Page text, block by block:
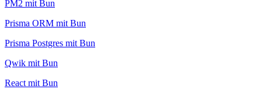
PM2 mit Bun
Prisma ORM mit Bun
Prisma Postgres mit Bun
Qwik mit Bun
React mit Bun